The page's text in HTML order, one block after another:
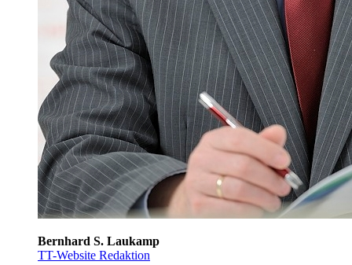
Bernhard S. Laukamp
TT-Website Redaktion